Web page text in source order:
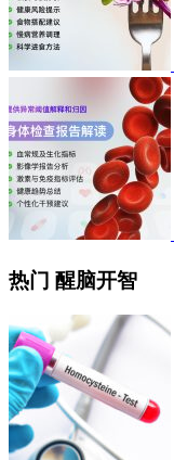
热门 醒脑开智